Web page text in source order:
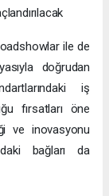
ile de
doğrudan
iş
fırsatları öne
ve inovasyonu
bağları da